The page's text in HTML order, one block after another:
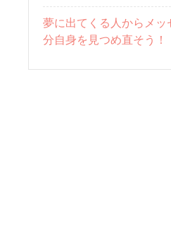
夢に出てくる人からメッ
分自身を見つめ直そう！